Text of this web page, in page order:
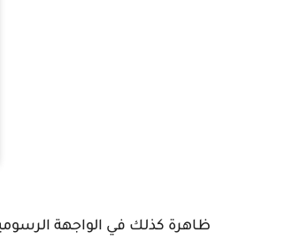
ظاهرة كذلك في الواجهة